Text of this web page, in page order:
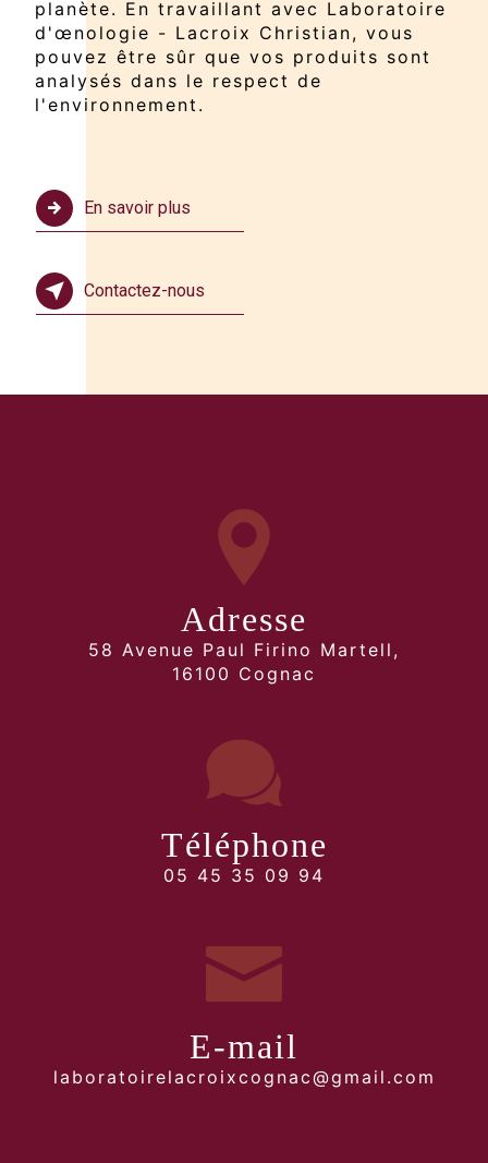
planète. En travaillant avec Laboratoire
d'œnologie - Lacroix Christian, vous
pouvez être sûr que vos produits sont
analysés dans le respect de
l'environnement.
En savoir plus
Contactez-nous
Adresse
58 Avenue Paul Firino Martell,
16100 Cognac
Téléphone
05 45 35 09 94
E-mail
laboratoirelacroixcognac@gmail.com